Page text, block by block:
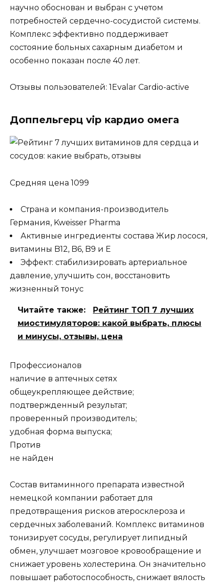
научно обоснован и выбран с учетом
потребностей сердечно-сосудистой системы.
Комплекс эффективно поддерживает
состояние больных сахарным диабетом и
особенно показан после 40 лет.
Отзывы пользователей: 1Evalar Cardio-active
Доппельгерц vip кардио омега
Средняя цена 1099
Страна и компания-производитель
Германия, Kweisser Pharma
Активные ингредиенты состава Жир лосося,
витамины B12, B6, B9 и E
Эффект: стабилизировать артериальное
давление, улучшить сон, восстановить
жизненный тонус
Читайте также:
Рейтинг ТОП 7 лучших
миостимуляторов: какой выбрать, плюсы
и минусы, отзывы, цена
Профессионалов
наличие в аптечных сетях
общеукрепляющее действие;
подтвержденный результат;
проверенный производитель;
удобная форма выпуска;
Против
не найден
Состав витаминного препарата известной
немецкой компании работает для
предотвращения рисков атеросклероза и
сердечных заболеваний. Комплекс витаминов
тонизирует сосуды, регулирует липидный
обмен, улучшает мозговое кровообращение и
снижает уровень холестерина. Он значительно
повышает работоспособность, снижает вялость